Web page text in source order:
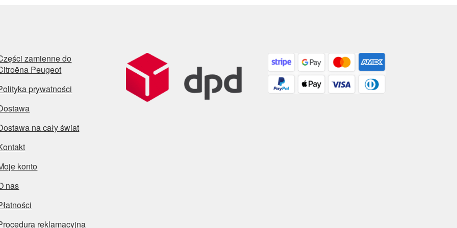
zamienne do
Peugeot
prywatności
na cały świat
konto
nas
reklamacyjna